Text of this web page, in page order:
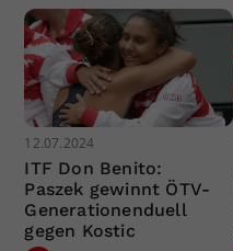
12.07.2024
ITF Don Benito:
Paszek gewinnt ÖTV-
Generationenduell
gegen Kostic